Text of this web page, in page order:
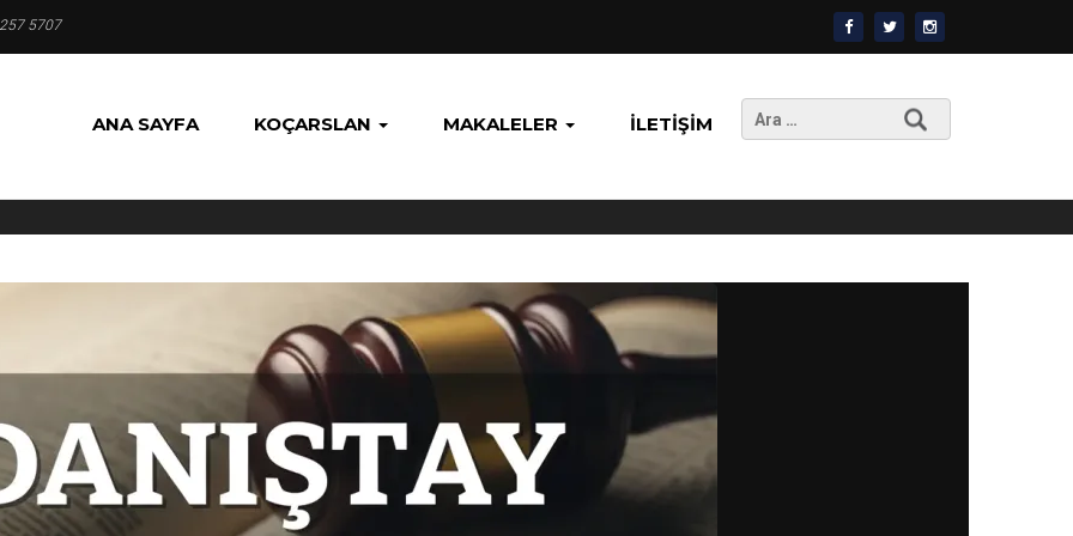
5707
ANA SAYFA KOÇARSLAN MAKALELER İLETIŞIM
Arama: